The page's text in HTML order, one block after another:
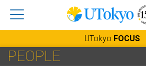
UTokyo FOCUS
PEOPLE